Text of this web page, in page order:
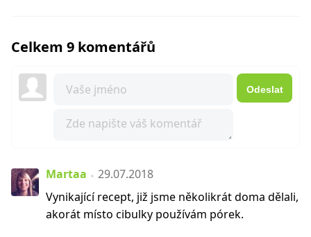
Celkem 9 komentářů
Odeslat
Martaa
29.07.2018
Vynikající recept, již jsme několikrát doma dělali,
akorát místo cibulky používám pórek.